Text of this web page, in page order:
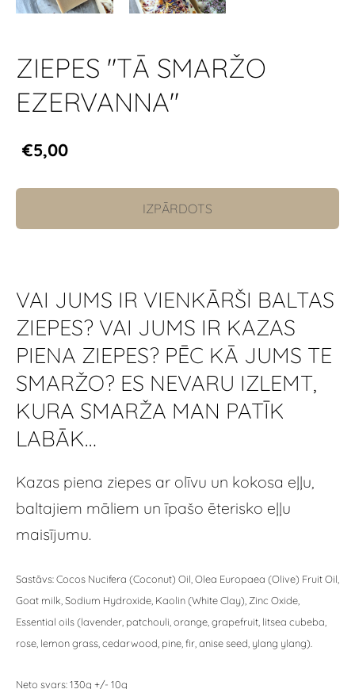
ZIEPES "TĀ SMARŽO
EZERVANNA"
€5,00
IZPĀRDOTS
VAI JUMS IR VIENKĀRŠI BALTAS
ZIEPES? VAI JUMS IR KAZAS
PIENA ZIEPES? PĒC KĀ JUMS TE
SMARŽO? ES NEVARU IZLEMT,
KURA SMARŽA MAN PATĪK
LABĀK…
Kazas piena ziepes ar olīvu un kokosa eļļu,
baltajiem māliem un īpašo ēterisko eļļu
maisījumu.
Sastāvs: Cocos Nucifera (Coconut) Oil, Olea Europaea (Olive) Fruit Oil,
Goat milk, Sodium Hydroxide, Kaolin (White Clay), Zinc Oxide,
Essential oils (lavender, patchouli, orange, grapefruit, litsea cubeba,
rose, lemon grass, cedarwood, pine, fir, anise seed, ylang ylang).
Neto svars: 130g +/- 10g